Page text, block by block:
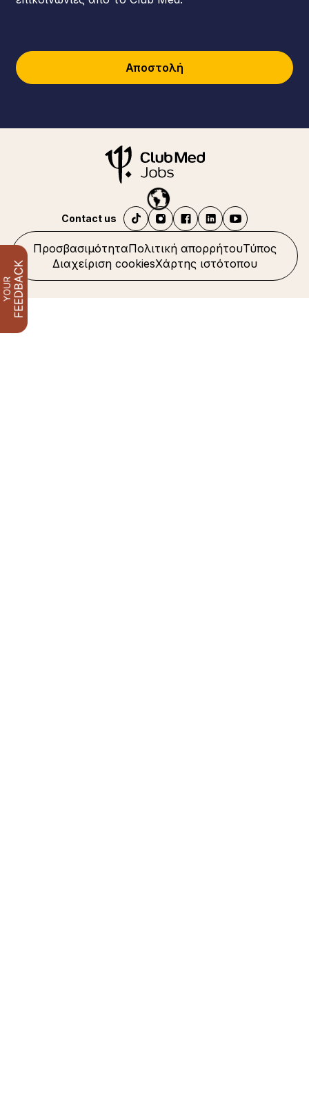
Αποστολή
ΠροσβασιμότηταΠολιτική απορρήτουΤύπος
Διαχείριση cookiesΧάρτης ιστότοπου
Contact us